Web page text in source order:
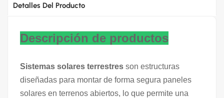
Detalles Del Producto
Descripción de productos
Sistemas solares terrestres son estructuras
diseñadas para montar de forma segura paneles
solares en terrenos abiertos, lo que permite una